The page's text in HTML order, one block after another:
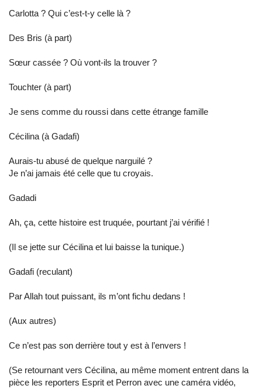
Carlotta ? Qui c’est-t-y celle là ?
Des Bris (à part)
Sœur cassée ? Où vont-ils la trouver ?
Touchter (à part)
Je sens comme du roussi dans cette étrange famille
Cécilina (à Gadafi)
Aurais-tu abusé de quelque narguilé ?
Je n’ai jamais été celle que tu croyais.
Gadadi
Ah, ça, cette histoire est truquée, pourtant j’ai vérifié !
(Il se jette sur Cécilina et lui baisse la tunique.)
Gadafi (reculant)
Par Allah tout puissant, ils m’ont fichu dedans !
(Aux autres)
Ce n’est pas son derrière tout y est à l’envers !
(Se retournant vers Cécilina, au même moment entrent dans la
pièce les reporters Esprit et Perron avec une caméra vidéo,